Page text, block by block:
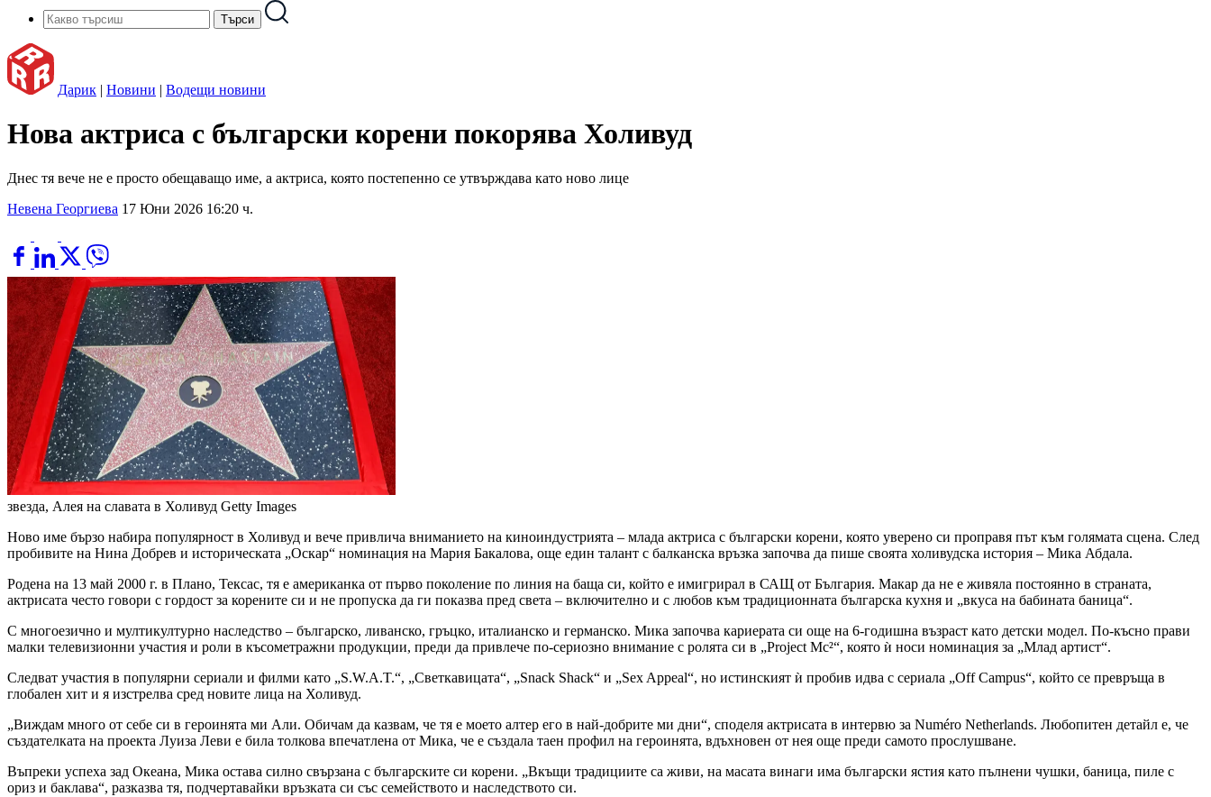
Дарик | Новини | Водещи новини
Нова актриса с български корени покорява Холивуд
Днес тя вече не е просто обещаващо име, а актриса, която постепенно се утвърждава като ново лице
Невена Георгиева 17 Юни 2026 16:20 ч.
звезда, Алея на славата в Холивуд Getty Images
Ново име бързо набира популярност в Холивуд и вече привлича вниманието на киноиндустрията – млада актриса с български корени, която уверено си проправя път към голямата сцена. След
пробивите на Нина Добрев и историческата „Оскар“ номинация на Мария Бакалова, още един талант с балканска връзка започва да пише своята холивудска история – Мика Абдала.
Родена на 13 май 2000 г. в Плано, Тексас, тя е американка от първо поколение по линия на баща си, който е имигрирал в САЩ от България. Макар да не е живяла постоянно в страната,
актрисата често говори с гордост за корените си и не пропуска да ги показва пред света – включително и с любов към традиционната българска кухня и „вкуса на бабината баница“.
С многоезично и мултикултурно наследство – българско, ливанско, гръцко, италианско и германско. Мика започва кариерата си още на 6-годишна възраст като детски модел. По-късно прави
малки телевизионни участия и роли в късометражни продукции, преди да привлече по-сериозно внимание с ролята си в „Project Mc²“, която ѝ носи номинация за „Млад артист“.
Следват участия в популярни сериали и филми като „S.W.A.T.“, „Светкавицата“, „Snack Shack“ и „Sex Appeal“, но истинският ѝ пробив идва с сериала „Off Campus“, който се превръща в
глобален хит и я изстрелва сред новите лица на Холивуд.
„Виждам много от себе си в героинята ми Али. Обичам да казвам, че тя е моето алтер его в най-добрите ми дни“, споделя актрисата в интервю за Numéro Netherlands. Любопитен детайл е, че
създателката на проекта Луиза Леви е била толкова впечатлена от Мика, че е създала таен профил на героинята, вдъхновен от нея още преди самото прослушване.
Въпреки успеха зад Океана, Мика остава силно свързана с българските си корени. „Вкъщи традициите са живи, на масата винаги има български ястия като пълнени чушки, баница, пиле с
ориз и баклава“, разказва тя, подчертавайки връзката си със семейството и наследството си.